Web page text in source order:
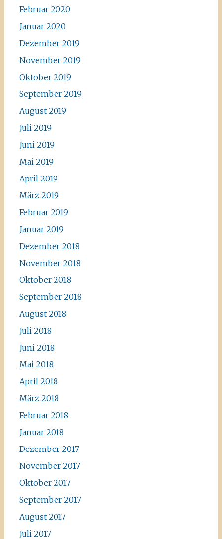
Februar 2020
Januar 2020
Dezember 2019
November 2019
Oktober 2019
September 2019
August 2019
Juli 2019
Juni 2019
Mai 2019
April 2019
März 2019
Februar 2019
Januar 2019
Dezember 2018
November 2018
Oktober 2018
September 2018
August 2018
Juli 2018
Juni 2018
Mai 2018
April 2018
März 2018
Februar 2018
Januar 2018
Dezember 2017
November 2017
Oktober 2017
September 2017
August 2017
Juli 2017